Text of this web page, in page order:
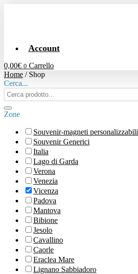
Account
0,00€ 0 Carrello
Home / Shop
Cerca...
Search
products:
Zone
Souvenir-magneti personalizzabili
Souvenir Generici
Italia
Lago di Garda
Verona
Venezia
Vicenza
Padova
Mantova
Bibione
Jesolo
Cavallino
Caorle
Eraclea Mare
Lignano Sabbiadoro